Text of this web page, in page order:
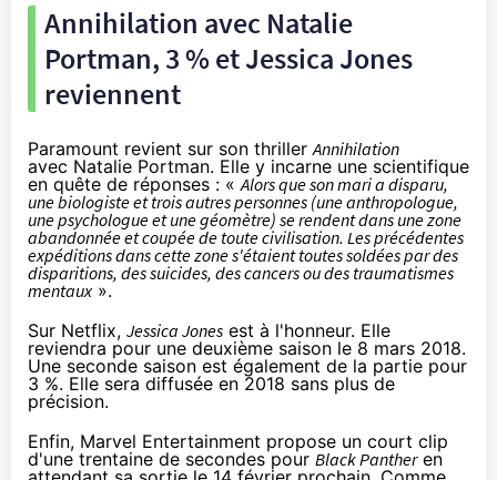
Annihilation avec Natalie
Portman, 3 % et Jessica Jones
reviennent
Paramount revient sur son thriller Annihilation
avec Natalie Portman. Elle y incarne une scientifique
en quête de réponses : « Alorsque son mari a disparu,
une biologiste et trois autres personnes (une anthropologue,
une psychologue et une géomètre) se rendent dans une zone
abandonnée et coupée de toute civilisation. Les précédentes
expéditions dans cette zone s'étaient toutes soldées par des
disparitions, des suicides, des cancers ou des traumatismes
mentaux».
Sur Netflix, Jessica Jones est à l'honneur. Elle
reviendra pour une deuxième saison le 8 mars 2018.
Une seconde saison est également de la partie pour
3 %. Elle sera diffusée en 2018 sans plus de
précision.
Enfin, Marvel Entertainment propose un court clip
d'une trentaine de secondes pour Black Pantheren